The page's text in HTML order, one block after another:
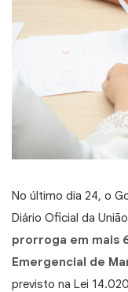
No último dia 24, o
Diário Oficial da
prorroga em mais
Emergencial de
previsto na Lei